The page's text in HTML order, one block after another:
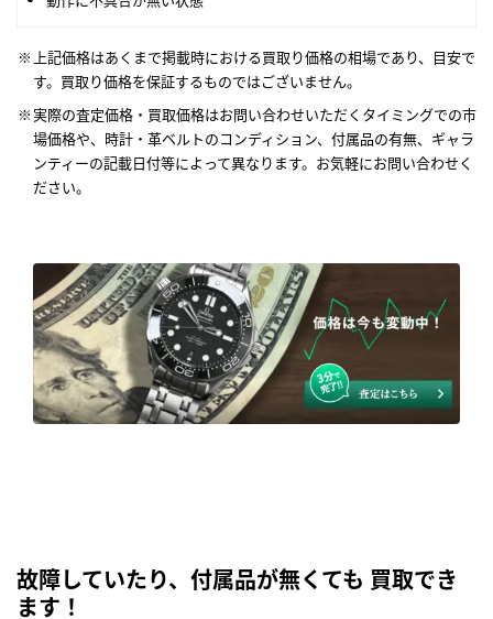
上記価格はあくまで掲載時における買取り価格の相場であり、目安で
す。買取り価格を保証するものではございません。
実際の査定価格・買取価格はお問い合わせいただくタイミングでの市
場価格や、時計・革ベルトのコンディション、付属品の有無、ギャラ
ンティーの記載日付等によって異なります。お気軽にお問い合わせく
ださい。
故障していたり、付属品が無くても 買取でき
ます！